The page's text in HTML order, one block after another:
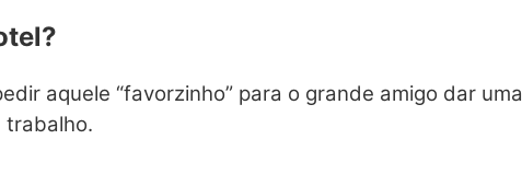
aquele “favorzinho” para o grande amigo dar
trabalho.